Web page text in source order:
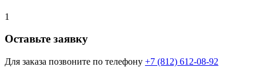
1
Оставьте заявку
Для заказа позвоните по телефону +7 (812) 612-08-92